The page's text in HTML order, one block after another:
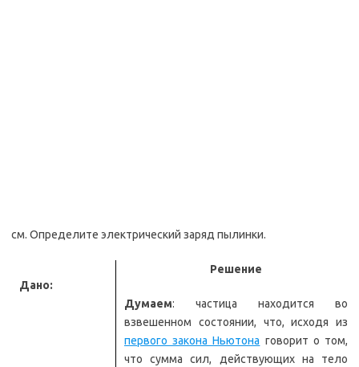
см. Определите электрический заряд пылинки.
Дано:
Решение
Думаем: частица находится во
взвешенном состоянии, что, исходя из
первого закона Ньютона говорит о том,
что сумма сил, действующих на тело